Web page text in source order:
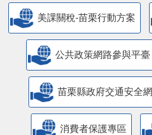
美課關稅-苗栗行動方案
公共政策網路參與平臺
苗栗縣政府交通安全網
消費者保護專區